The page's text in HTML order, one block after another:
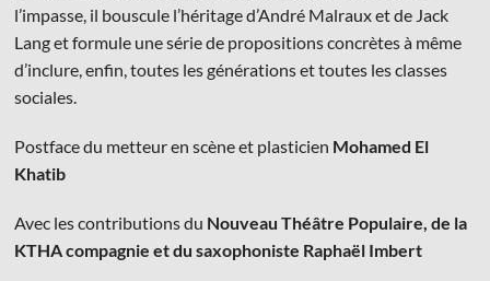
l’impasse, il bouscule l’héritage d’André Malraux et de Jack
Lang et formule une série de propositions concrètes à même
d’inclure, enfin, toutes les générations et toutes les classes
sociales.
Postface du metteur en scène et plasticien Mohamed El
Khatib
Avec les contributions du Nouveau Théâtre Populaire, de la
KTHA compagnie et du saxophoniste Raphaël Imbert